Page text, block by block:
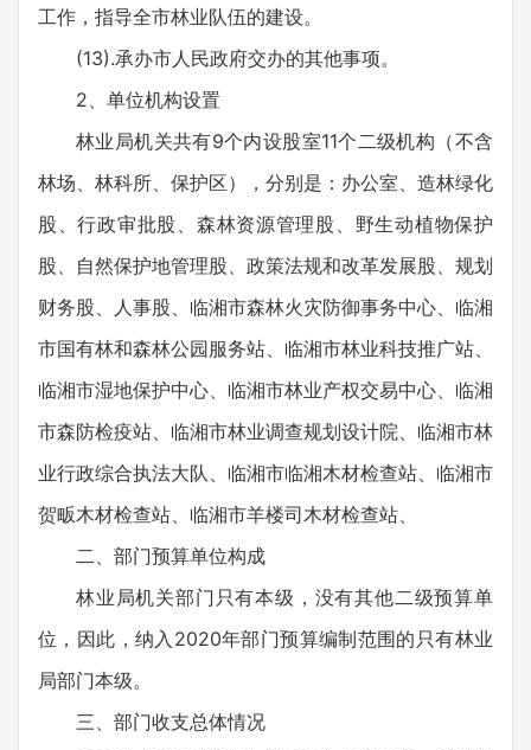
工作，指导全市林业队伍的建设。
(13).承办市人民政府交办的其他事项。
2、单位机构设置
林业局机关共有9个内设股室11个二级机构（不含
林场、林科所、保护区），分别是：办公室、造林绿化
股、行政审批股、森林资源管理股、野生动植物保护
股、自然保护地管理股、政策法规和改革发展股、规划
财务股、人事股、临湘市森林火灾防御事务中心、临湘
市国有林和森林公园服务站、临湘市林业科技推广站、
临湘市湿地保护中心、临湘市林业产权交易中心、临湘
市森防检疫站、临湘市林业调查规划设计院、临湘市林
业行政综合执法大队、临湘市临湘木材检查站、临湘市
贺畈木材检查站、临湘市羊楼司木材检查站、
二、部门预算单位构成
林业局机关部门只有本级，没有其他二级预算单
位，因此，纳入2020年部门预算编制范围的只有林业
局部门本级。
三、部门收支总体情况